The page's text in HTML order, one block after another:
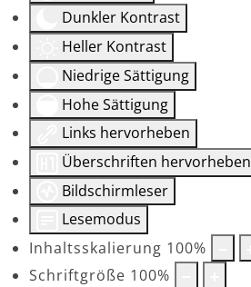
Dunkler Kontrast
Heller Kontrast
Niedrige Sättigung
Hohe Sättigung
Links hervorheben
Überschriften hervorheben
Bildschirmleser
Lesemodus
Inhaltsskalierung 100%
Schriftgröße 100%